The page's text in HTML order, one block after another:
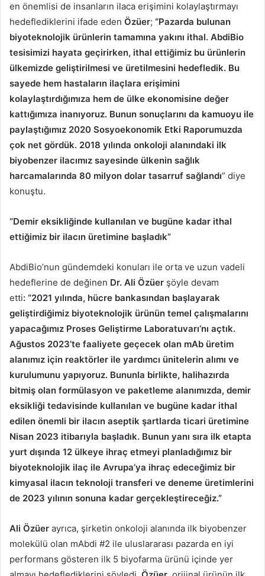
en önemlisi de insanların ilaca erişimini kolaylaştırmayı
hedeflediklerini ifade eden Özüer; “Pazarda bulunan
biyoteknolojik ürünlerin tamamına yakını ithal. AbdiBio
tesisimizi hayata geçirirken, ithal ettiğimiz bu ürünlerin
ülkemizde geliştirilmesi ve üretilmesini hedefledik. Bu
sayede hem hastaların ilaçlara erişimini
kolaylaştırdığımıza hem de ülke ekonomisine değer
kattığımıza inanıyoruz. Bunun sonuçlarını da kamuoyu ile
paylaştığımız 2020 Sosyoekonomik Etki Raporumuzda
çok net gördük. 2018 yılında onkoloji alanındaki ilk
biyobenzer ilacımız sayesinde ülkenin sağlık
harcamalarında 80 milyon dolar tasarruf sağlandı” diye
konuştu.
“Demir eksikliğinde kullanılan ve bugüne kadar ithal
ettiğimiz bir ilacın üretimine başladık”
AbdiBio’nun gündemdeki konuları ile orta ve uzun vadeli
hedeflerine de değinen Dr. Ali Özüer şöyle devam
etti: “2021 yılında, hücre bankasından başlayarak
geliştirdiğimiz biyoteknolojik ürünün temel çalışmalarını
yapacağımız Proses Geliştirme Laboratuvarı’nı açtık.
Ağustos 2023’te faaliyete geçecek olan mAb üretim
alanımız için reaktörler ile yardımcı ünitelerin alımı ve
kurulumunu yapıyoruz. Bununla birlikte, halihazırda
bitmiş olan formülasyon ve paketleme alanımızda, demir
eksikliği tedavisinde kullanılan ve bugüne kadar ithal
edilen önemli bir ilacın aseptik şartlarda ticari üretimine
Nisan 2023 itibarıyla başladık. Bunun yanı sıra ilk etapta
yurt dışında 12 ülkeye ihraç etmeyi planladığımız bir
biyoteknolojik ilaç ile Avrupa’ya ihraç edeceğimiz bir
kimyasal ilacın teknoloji transferi ve deneme üretimlerini
de 2023 yılının sonuna kadar gerçekleştireceğiz.”
Ali Özüer ayrıca, şirketin onkoloji alanında ilk biyobenzer
molekülü olan mAbdi #2 ile uluslararası pazarda en iyi
performans gösteren ilk 5 biyofarma ürünü içinde yer